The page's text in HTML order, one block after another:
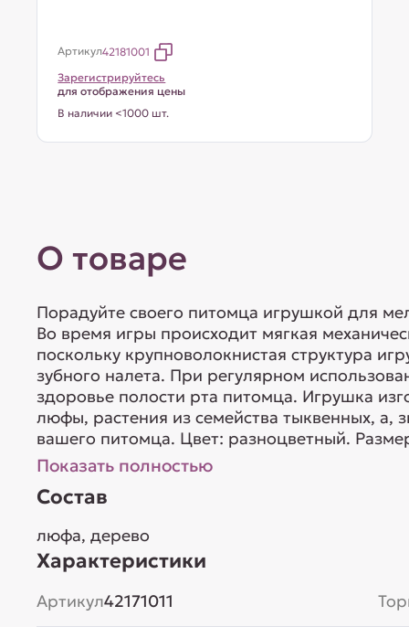
Артикул42181001
Зарегистрируйтесь
для отображения цены
В наличии <1000 шт.
О товаре
Порадуйте своего питомца игрушкой для
Во время игры происходит мягкая
поскольку крупноволокнистая структура
зубного налета. При регулярном
здоровье полости рта питомца. Игрушка
люфы, растения из семейства тыквенных, а,
вашего питомца. Цвет: разноцветный.
Показать полностью
Состав
люфа, дерево
Характеристики
Артикул42171011